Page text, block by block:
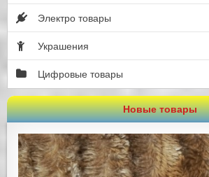
Электро товары
Украшения
Цифровые товары
Новые товары